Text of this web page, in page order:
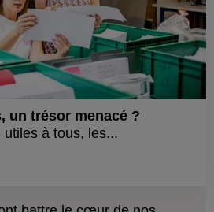
un trésor menacé ?
à tous, les...